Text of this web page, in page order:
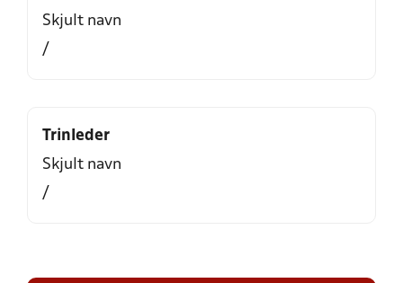
Skjult navn
/
Trinleder
Skjult navn
/